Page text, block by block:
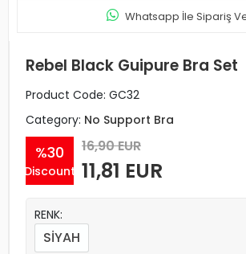
Whatsapp İle Sipariş Ver
Rebel Black Guipure Bra Set
Product Code:GC32
Category: No Support Bra
%30
Discount 11,81 EUR